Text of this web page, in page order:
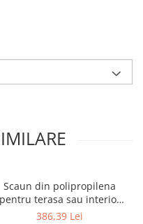
Scaun din polipropilena
pentru terasa sau interior
JOY
386,39 Lei